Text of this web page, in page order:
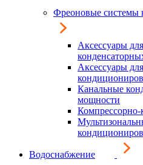
Фреоновые системы
Аксессуары
Аксессуары
Канальные
мощности
Компрессорно-
Водоснабжение